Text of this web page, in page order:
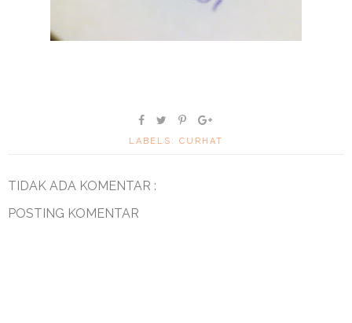
LABELS: CURHAT
TIDAK ADA KOMENTAR :
POSTING KOMENTAR